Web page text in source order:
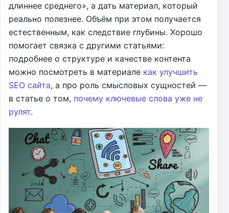
длиннее среднего», а дать материал, который
реально полезнее. Объём при этом получается
естественным, как следствие глубины. Хорошо
помогает связка с другими статьями:
подробнее о структуре и качестве контента
можно посмотреть в материале как улучшить
SEO сайта, а про роль смысловых сущностей —
в статье о том, почему ключевые слова уже не
рулят.